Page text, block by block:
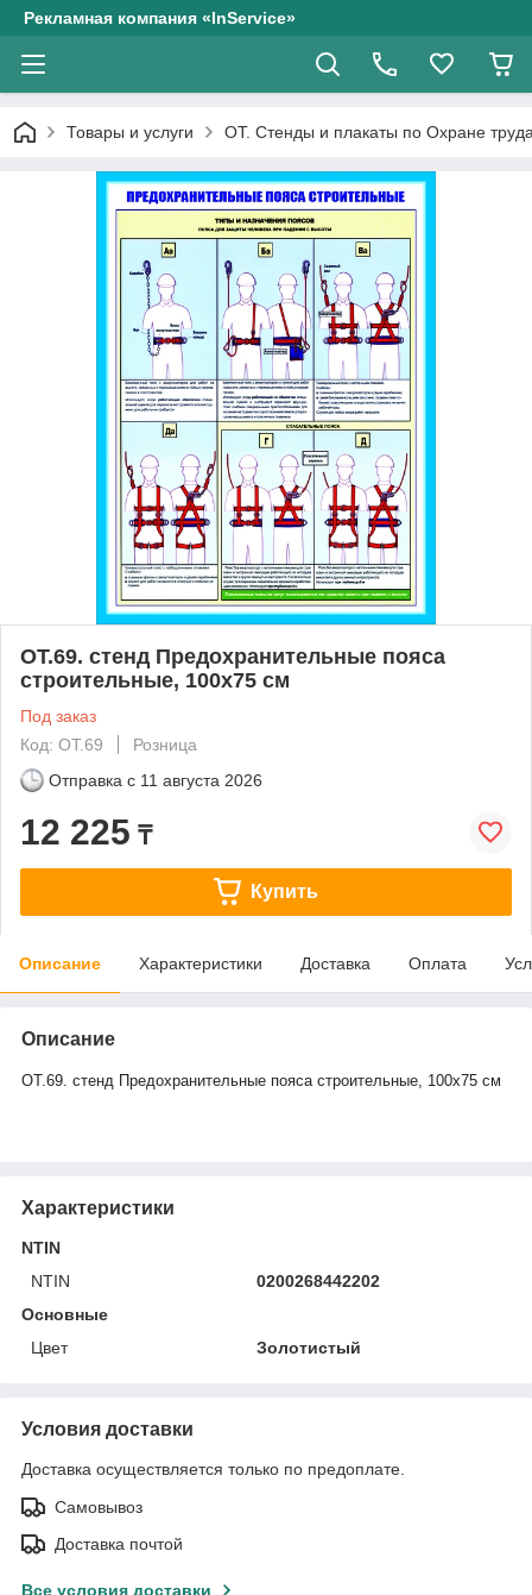
Рекламная компания «InService»
Товары и услуги ОТ. Стенды и плакаты по Охране
ОТ.69. стенд Предохранительные пояса
строительные, 100х75 см
Под заказ
Код: ОТ.69
Розница
Отправка с 11 августа 2026
12 225 ₸
Купить
Описание Характеристики Доставка Оплата
Описание
ОТ.69. стенд Предохранительные пояса строительные, 100х75 см
Характеристики
NTIN
NTIN
0200268442202
Основные
Цвет
Золотистый
Условия доставки
Доставка осуществляется только по предоплате.
Самовывоз
Доставка почтой
Все условия доставки